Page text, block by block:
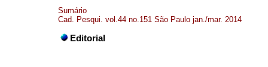
Sumário
Cad. Pesqui. vol.44 no.151 São Paulo jan./mar. 2014
Editorial